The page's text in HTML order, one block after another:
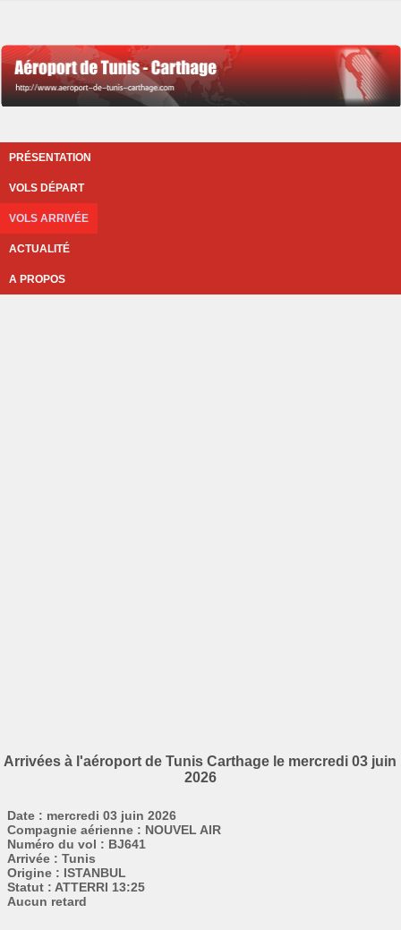
PRÉSENTATION
VOLS DÉPART
VOLS ARRIVÉE
ACTUALITÉ
A PROPOS
Arrivées à l'aéroport de Tunis Carthage le mercredi 03 juin
2026
Date : mercredi 03 juin 2026
Compagnie aérienne : NOUVEL AIR
Numéro du vol : BJ641
Arrivée : Tunis
Origine : ISTANBUL
Statut : ATTERRI 13:25
Aucun retard